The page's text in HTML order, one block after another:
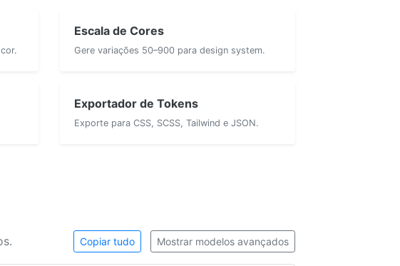
Escala de Cores
Gere variações 50–900 para design system.
Exportador de Tokens
Exporte para CSS, SCSS, Tailwind e JSON.
Copiar tudo Mostrar modelos avançados